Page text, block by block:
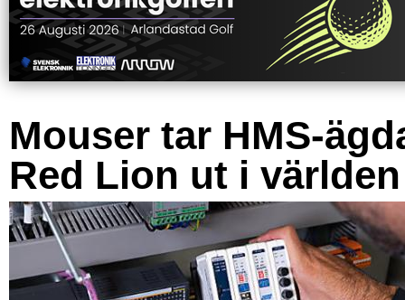
Mouser tar HMS-
Red Lion ut i världen